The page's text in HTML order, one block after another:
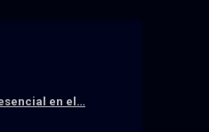
en el…